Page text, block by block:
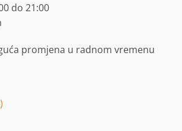
do 21:00
promjena u radnom vremenu